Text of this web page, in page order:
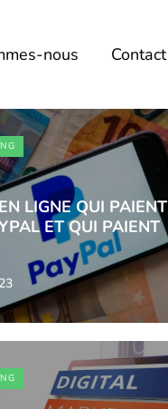
nous Contact
LIGNE QUI PAIENT
ET QUI PAIENT